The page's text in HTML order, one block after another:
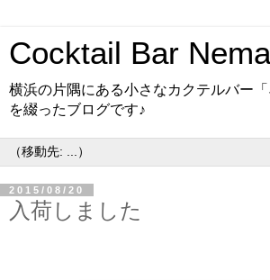
Cocktail Bar
横浜の片隅にある小さなカクテルバー
を綴ったブログです♪
2015/08/20
入荷しました